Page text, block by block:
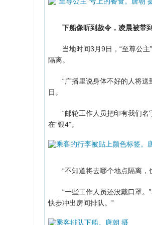
下船像听到赦令，凌晨被带
当地时间3月9日，“至尊公主”
隔离。
“广播里说身体不好的人将送
日。
“邮轮工作人员把印有我们名
在“银4”。
“不知道将去哪个地点隔离，也
“一些工作人员还没戴口罩。”
快步冲出房间排队。”